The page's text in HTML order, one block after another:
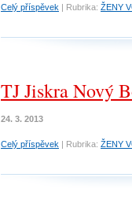
Celý příspěvek | Rubrika: ŽENY
TJ Jiskra Nový
24. 3. 2013
Celý příspěvek | Rubrika: ŽENY